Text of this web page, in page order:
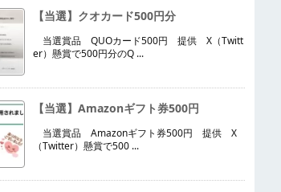
【当選】クオカード500円分
当選賞品 QUOカード500円 提供 X（Twitt
er）懸賞で500円分のQ ...
【当選】Amazonギフト券500円
当選賞品 Amazonギフト券500円 提供 X
（Twitter）懸賞で500 ...